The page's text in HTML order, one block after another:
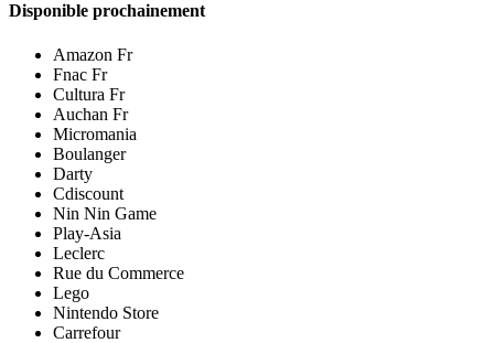
Disponible prochainement
Amazon Fr
Fnac Fr
Cultura Fr
Auchan Fr
Micromania
Boulanger
Darty
Cdiscount
Nin Nin Game
Play-Asia
Leclerc
Rue du Commerce
Lego
Nintendo Store
Carrefour